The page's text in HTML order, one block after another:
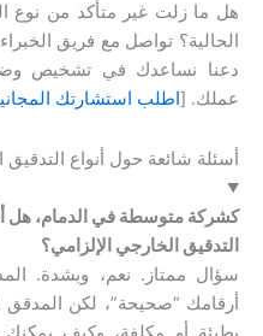
هل ما زلت غير متأكد من نوع
الحالية؟ تواصل مع فريق
دعنا نساعدك في تشخيص وضعك
عملك. [ اطلب استشارتك
أسئلة شائعة حول أنواع
كشركة متوسطة في الدمام، هل
التدقيق الخارجي الإلزامي؟
سؤال ممتاز. نعم، وبشدة.
أرقامك “صحيحة”، لكن المدقق